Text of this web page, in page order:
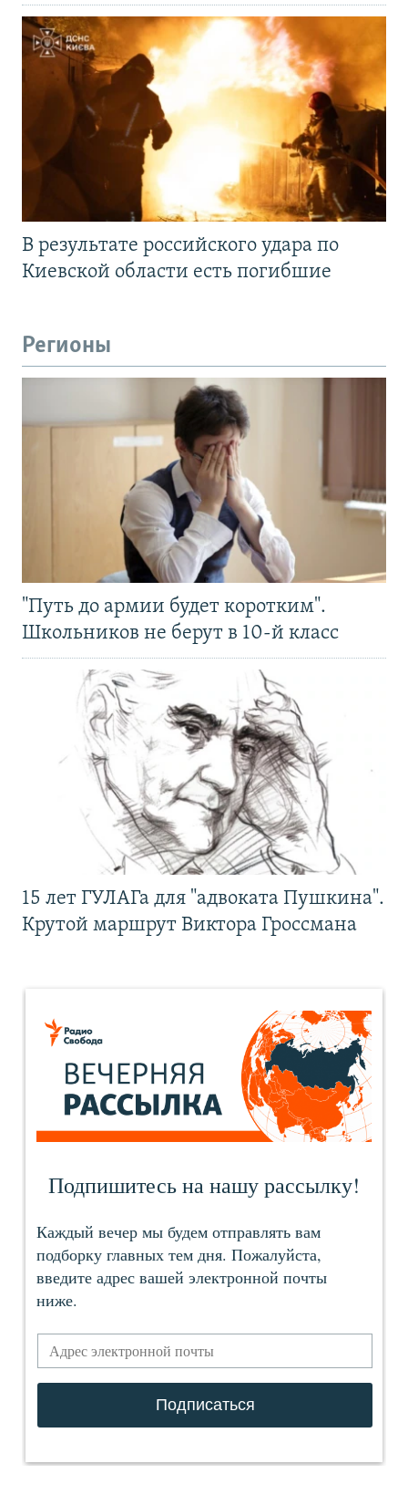
В результате российского удара по
Киевской области есть погибшие
Регионы
"Путь до армии будет коротким".
Школьников не берут в 10-й класс
15 лет ГУЛАГа для "адвоката Пушкина".
Крутой маршрут Виктора Гроссмана